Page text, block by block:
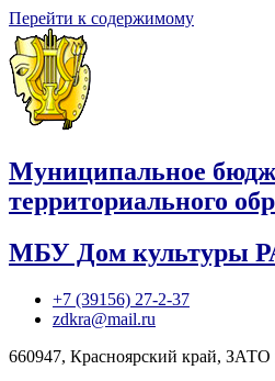
Перейти к содержимому
Муниципальное
территориального
МБУ Дом культуры
+7 (39156) 27-2-37
zdkra@mail.ru
660947, Красноярский край,